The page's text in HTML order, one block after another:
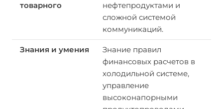
нефтепродуктами и
сложной системой
коммуникаций.
Знание правил
финансовых расчетов в
холодильной системе,
управление
высоконапорными